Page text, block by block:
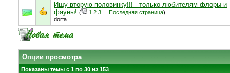
Ищу вторую половинку!!! - только любителям флоры и
фауны! ( 1 2 3 Последняя страница)
dorfa
Опции просмотра
Показаны темы с 1 по 30 из 153